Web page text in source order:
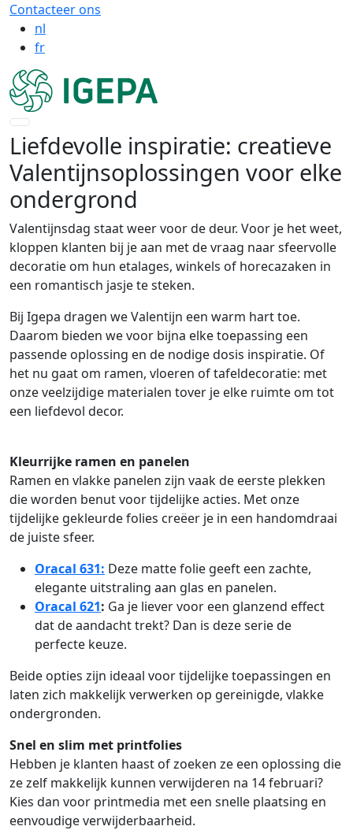
Contacteer ons
nl
fr
Liefdevolle inspiratie: creatieve
Valentijnsoplossingen voor elke
ondergrond
Valentijnsdag staat weer voor de deur. Voor je het weet,
kloppen klanten bij je aan met de vraag naar sfeervolle
decoratie om hun etalages, winkels of horecazaken in
een romantisch jasje te steken.
Bij Igepa dragen we Valentijn een warm hart toe.
Daarom bieden we voor bijna elke toepassing een
passende oplossing en de nodige dosis inspiratie. Of
het nu gaat om ramen, vloeren of tafeldecoratie: met
onze veelzijdige materialen tover je elke ruimte om tot
een liefdevol decor.
Kleurrijke ramen en panelen
Ramen en vlakke panelen zijn vaak de eerste plekken
die worden benut voor tijdelijke acties. Met onze
tijdelijke gekleurde folies creëer je in een handomdraai
de juiste sfeer.
Oracal 631: Deze matte folie geeft een zachte,
elegante uitstraling aan glas en panelen.
Oracal 621: Ga je liever voor een glanzend effect
dat de aandacht trekt? Dan is deze serie de
perfecte keuze.
Beide opties zijn ideaal voor tijdelijke toepassingen en
laten zich makkelijk verwerken op gereinigde, vlakke
ondergronden.
Snel en slim met printfolies
Hebben je klanten haast of zoeken ze een oplossing die
ze zelf makkelijk kunnen verwijderen na 14 februari?
Kies dan voor printmedia met een snelle plaatsing en
eenvoudige verwijderbaarheid.